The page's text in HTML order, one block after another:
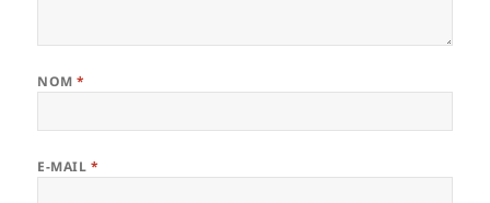
NOM*
E-MAIL *